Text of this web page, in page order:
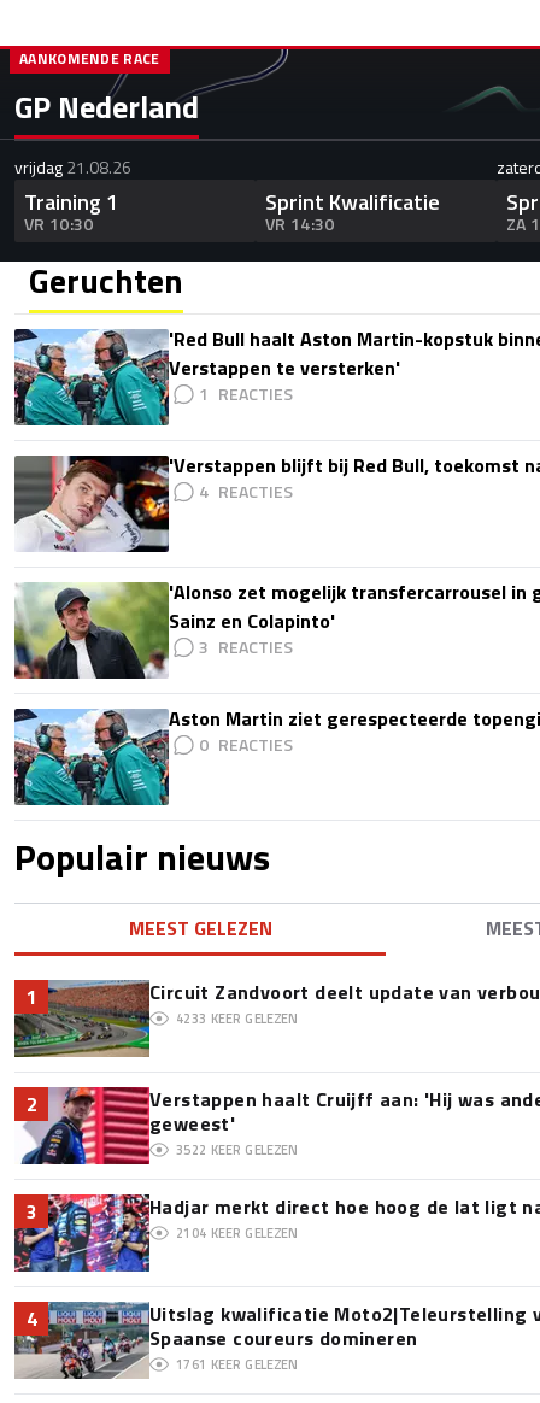
GP Nederland
AANKOMENDE RACE
vrijdag21.08.26
Training 1
VR 10:30
Sprint Kwalificatie
VR 14:30 ZA
Geruchten
'Red Bull haalt Aston Martin-kopstuk
Verstappen te versterken'
1
'Verstappen blijft bij Red Bull, toekomst
4
'Alonso zet mogelijk transfercarrousel in
Sainz en Colapinto'
3
Aston Martin ziet gerespecteerde
0
Populair nieuws
MEEST GELEZEN
1 Circuit Zandvoort deelt update van
4233 KEER GELEZEN
2
Verstappen haalt Cruijff aan: 'Hij was
geweest'
3522 KEER GELEZEN
3 Hadjar merkt direct hoe hoog de lat ligt
2104 KEER GELEZEN
4
Uitslag kwalificatie Moto2|Teleurstelling
Spaanse coureurs domineren
1761 KEER GELEZEN